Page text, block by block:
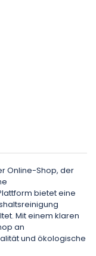
Online-Shop, der
bietet eine
Mit einem klaren
an
und ökologische